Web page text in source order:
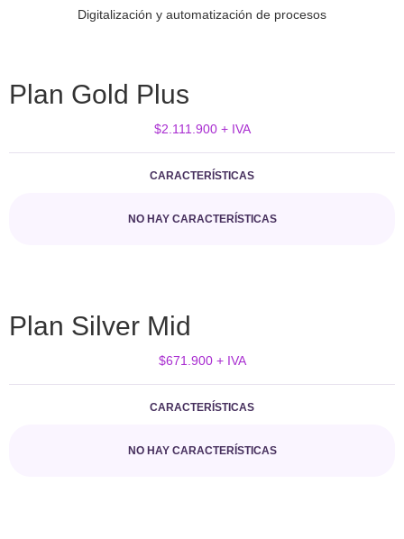
Digitalización y automatización de procesos
Plan Gold Plus
$2.111.900 + IVA
CARACTERÍSTICAS
NO HAY CARACTERÍSTICAS
Plan Silver Mid
$671.900 + IVA
CARACTERÍSTICAS
NO HAY CARACTERÍSTICAS